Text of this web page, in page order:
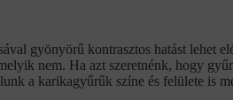
gyönyörű kontrasztos hatást lehet
nem. Ha azt szeretnénk, hogy
a karikagyűrűk színe és felülete is